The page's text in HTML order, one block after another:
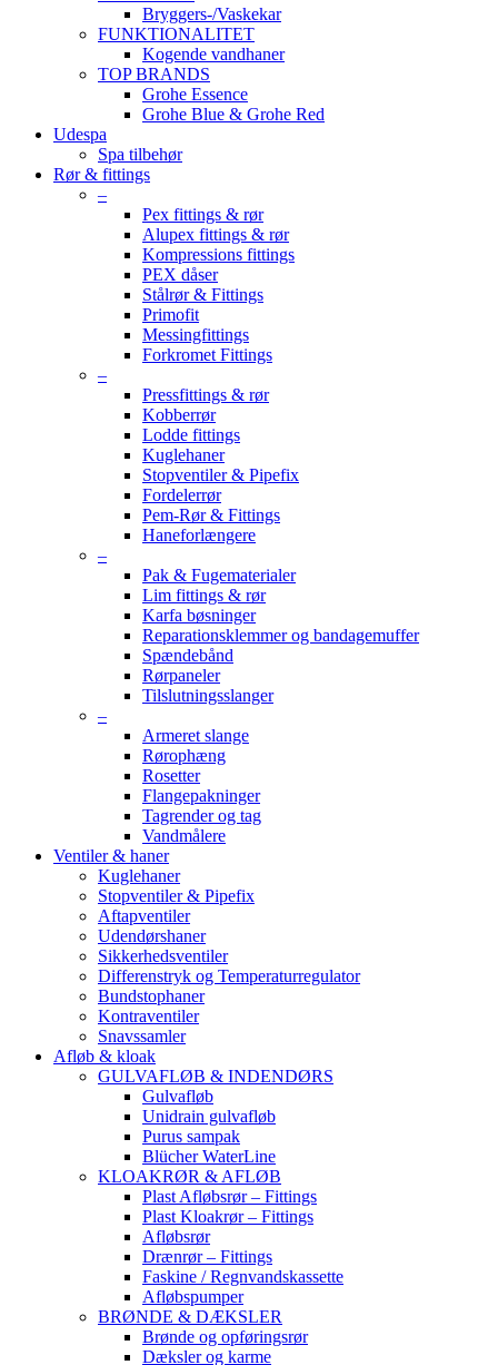
Bryggers-/Vaskekar
FUNKTIONALITET
Kogende vandhaner
TOP BRANDS
Grohe Essence
Grohe Blue & Grohe Red
Udespa
Spa tilbehør
Rør & fittings
–
Pex fittings & rør
Alupex fittings & rør
Kompressions fittings
PEX dåser
Stålrør & Fittings
Primofit
Messingfittings
Forkromet Fittings
–
Pressfittings & rør
Kobberrør
Lodde fittings
Kuglehaner
Stopventiler & Pipefix
Fordelerrør
Pem-Rør & Fittings
Haneforlængere
–
Pak & Fugematerialer
Lim fittings & rør
Karfa bøsninger
Reparationsklemmer og bandagemuffer
Spændebånd
Rørpaneler
Tilslutningsslanger
–
Armeret slange
Rørophæng
Rosetter
Flangepakninger
Tagrender og tag
Vandmålere
Ventiler & haner
Kuglehaner
Stopventiler & Pipefix
Aftapventiler
Udendørshaner
Sikkerhedsventiler
Differenstryk og Temperaturregulator
Bundstophaner
Kontraventiler
Snavssamler
Afløb & kloak
GULVAFLØB & INDENDØRS
Gulvafløb
Unidrain gulvafløb
Purus sampak
Blücher WaterLine
KLOAKRØR & AFLØB
Plast Afløbsrør – Fittings
Plast Kloakrør – Fittings
Afløbsrør
Drænrør – Fittings
Faskine / Regnvandskassette
Afløbspumper
BRØNDE & DÆKSLER
Brønde og opføringsrør
Dæksler og karme